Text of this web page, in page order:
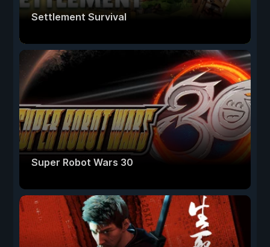
Settlement Survival
Super Robot Wars 30